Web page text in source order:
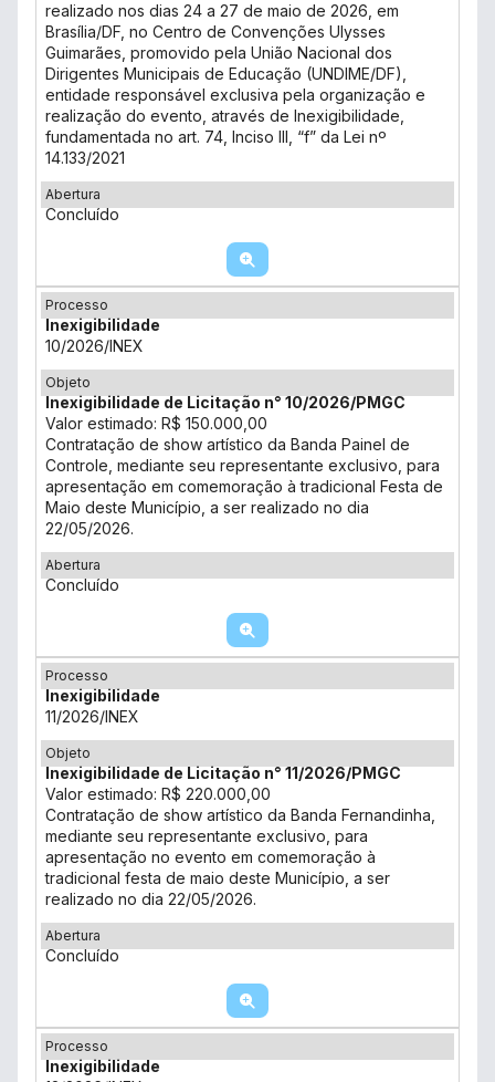
realizado nos dias 24 a 27 de maio de 2026, em
Brasília/DF, no Centro de Convenções Ulysses
Guimarães, promovido pela União Nacional dos
Dirigentes Municipais de Educação (UNDIME/DF),
entidade responsável exclusiva pela organização e
realização do evento, através de Inexigibilidade,
fundamentada no art. 74, Inciso III, “f” da Lei nº
14.133/2021
Abertura
Concluído
Processo
Inexigibilidade
10/2026/INEX
Objeto
Inexigibilidade de Licitação n° 10/2026/PMGC
Valor estimado: R$ 150.000,00
Contratação de show artístico da Banda Painel de
Controle, mediante seu representante exclusivo, para
apresentação em comemoração à tradicional Festa de
Maio deste Município, a ser realizado no dia
22/05/2026.
Abertura
Concluído
Processo
Inexigibilidade
11/2026/INEX
Objeto
Inexigibilidade de Licitação n° 11/2026/PMGC
Valor estimado: R$ 220.000,00
Contratação de show artístico da Banda Fernandinha,
mediante seu representante exclusivo, para
apresentação no evento em comemoração à
tradicional festa de maio deste Município, a ser
realizado no dia 22/05/2026.
Abertura
Concluído
Processo
Inexigibilidade